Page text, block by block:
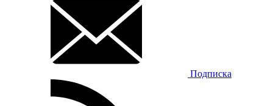
Подписка